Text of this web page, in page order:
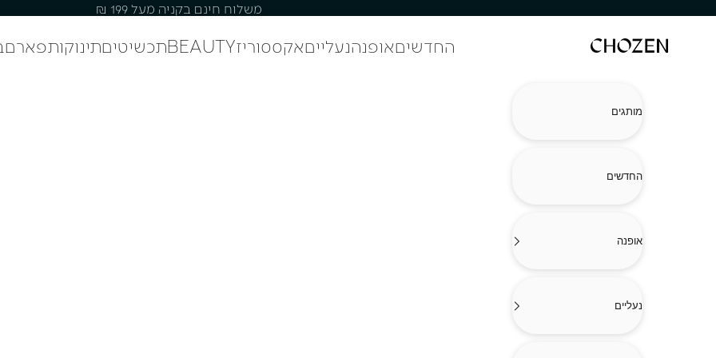
משלוח חינם בקניה מעל 199 ₪
CHOZEN החדשיםאופנהנעלייםאקססוריזBEAUTYתכשיטיםתינוקותפארם
מותגים
החדשים
אופנה
נעליים